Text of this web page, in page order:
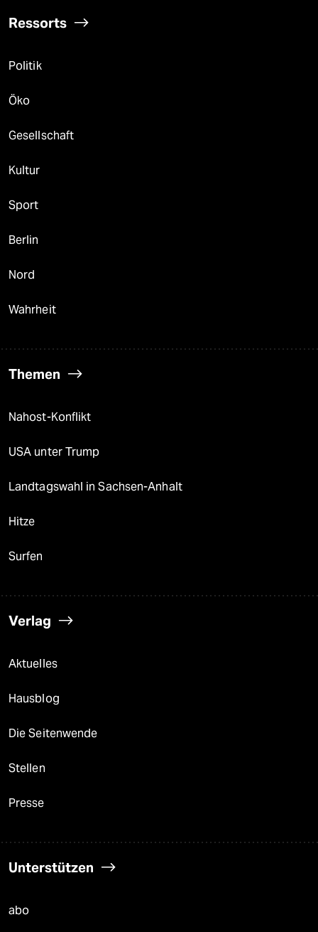
Ressorts
Politik
Öko
Gesellschaft
Kultur
Sport
Berlin
Nord
Wahrheit
Themen
Nahost-Konflikt
USA unter Trump
Landtagswahl in Sachsen-Anhalt
Hitze
Surfen
Verlag
Aktuelles
Hausblog
Die Seitenwende
Stellen
Presse
Unterstützen
abo